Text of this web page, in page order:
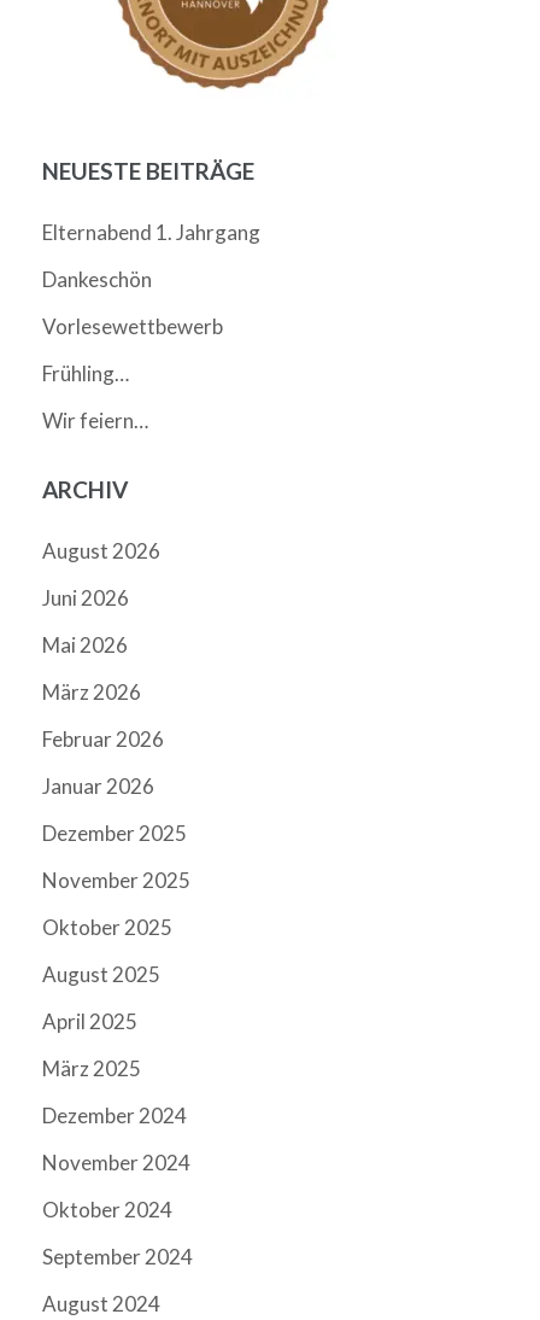
NEUESTE BEITRÄGE
Elternabend 1. Jahrgang
Dankeschön
Vorlesewettbewerb
Frühling…
Wir feiern…
ARCHIV
August 2026
Juni 2026
Mai 2026
März 2026
Februar 2026
Januar 2026
Dezember 2025
November 2025
Oktober 2025
August 2025
April 2025
März 2025
Dezember 2024
November 2024
Oktober 2024
September 2024
August 2024